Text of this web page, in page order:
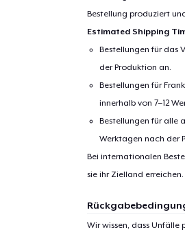
Bestellung produziert
Estimated Shipping
Bestellungen für das
der Produktion an.
Bestellungen für
innerhalb von 7–12
Bestellungen für alle
Werktagen nach der
Bei internationalen
sie ihr Zielland erreichen.
Wir wissen, dass Unfälle